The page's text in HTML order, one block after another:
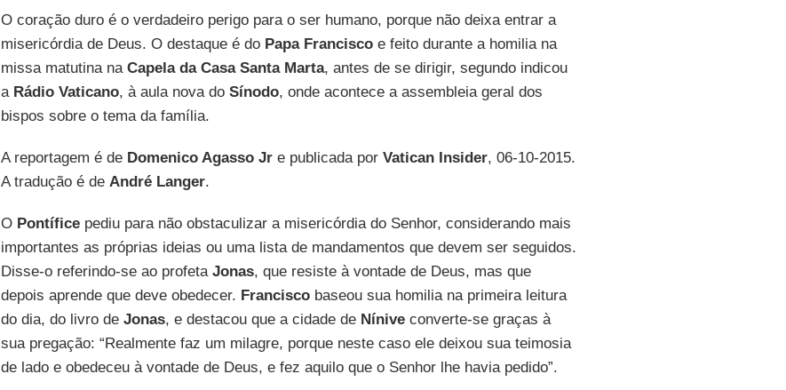
O coração duro é o verdadeiro perigo para o ser humano, porque não deixa entrar a
misericórdia de Deus. O destaque é do Papa Franciscoe feito durante a homilia na
missa matutina na Capela da Casa Santa Marta, antes de se dirigir, segundo indicou
aRádio Vaticano, à aula nova do Sínodo, onde acontece a assembleia geral dos
bispos sobre o tema da família.
A reportagem é de Domenico Agasso Jre publicada por Vatican Insider, 06-10-2015.
A tradução é de André Langer.
O Pontíficepediu para não obstaculizar a misericórdia do Senhor, considerando mais
importantes as próprias ideias ou uma lista de mandamentos que devem ser seguidos.
Disse-o referindo-se ao profeta Jonas, que resiste à vontade de Deus, mas que
depois aprende que deve obedecer. Franciscobaseou sua homilia na primeira leitura
do dia, do livro de Jonas, e destacou que a cidade de Níniveconverte-se graças à
sua pregação: “Realmente faz um milagre, porque neste caso ele deixou sua teimosia
de lado e obedeceu à vontade de Deus, e fez aquilo que o Senhor lhe havia pedido”.